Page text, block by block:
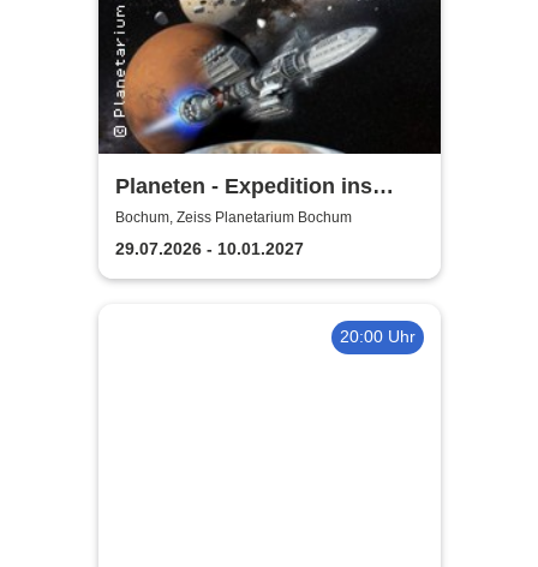
Planeten - Expedition ins
Sonnensystem | Zeiss
Planetarium Bochum
Bochum, Zeiss Planetarium Bochum
29.07.2026 - 10.01.2027
20:00 Uhr